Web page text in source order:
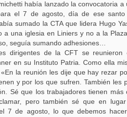
había lanzado la convocatoria a
el 7 de agosto, día de ese santo
sumado la CTA que lidera Hugo
a una iglesia en Liniers y no a la
seguía sumando adhesiones…
dirigentes de la CFT se reunieron
en su Instituto Patria. Como ella
la reunión les dije que hay rezar
y por los que sufren. También les
Sé que los trabajadores tienen más
pero también sé que en
7 de agosto, lo que debemos